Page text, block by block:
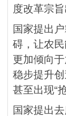
度改革宗
国家提出
碍，让农
更加倾向
稳步提升
甚至出现“
国家提出